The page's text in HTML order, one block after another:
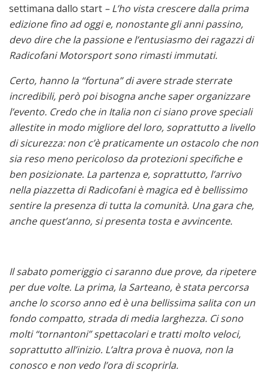
settimana dallo start – L’ho vista crescere dalla prima
edizione fino ad oggi e, nonostante gli anni passino,
devo dire che la passione e l’entusiasmo dei ragazzi di
Radicofani Motorsport sono rimasti immutati.
Certo, hanno la “fortuna” di avere strade sterrate
incredibili, però poi bisogna anche saper organizzare
l’evento. Credo che in Italia non ci siano prove speciali
allestite in modo migliore del loro, soprattutto a livello
di sicurezza: non c’è praticamente un ostacolo che non
sia reso meno pericoloso da protezioni specifiche e
ben posizionate. La partenza e, soprattutto, l’arrivo
nella piazzetta di Radicofani è magica ed è bellissimo
sentire la presenza di tutta la comunità. Una gara che,
anche quest’anno, si presenta tosta e avvincente.
Il sabato pomeriggio ci saranno due prove, da ripetere
per due volte. La prima, la Sarteano, è stata percorsa
anche lo scorso anno ed è una bellissima salita con un
fondo compatto, strada di media larghezza. Ci sono
molti “tornantoni” spettacolari e tratti molto veloci,
soprattutto all’inizio. L’altra prova è nuova, non la
conosco e non vedo l’ora di scoprirla.